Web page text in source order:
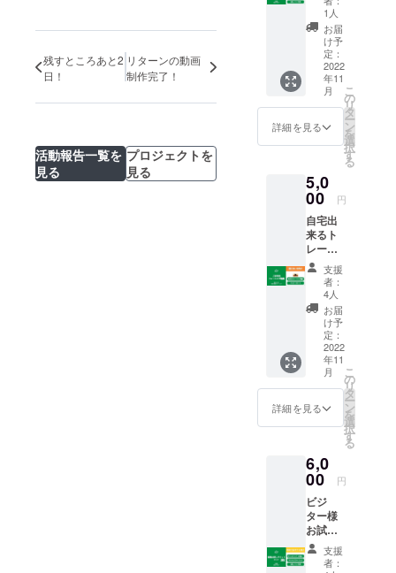
残すところあと2
日！
リターンの動画
制作完了！
活動報告一覧を
見る
プロジェクトを
見る
活でお困り
の方や身体
を鍛えたい
方のサポー
トに尽力し
対象）
一般の
方／ご
支援
者・ご
家族、
ご友人
へのギ
フトと
してご
利用頂
す。
【内
容】 ■
初回カ
ウンセ
リング
■各種マ
シンの
使い方
説明レ
クリ
エー
ション
■お試し
マシン
利用（3
時間）
チケッ
トの使
用期限
は発行
日から6
か月間
です。
※ご利用
1人
お届
け予
定：
2022
年11
月
詳細を見る
こ
の
リ
タ
ー
ン
を
選
択
す
る
5,0
00 円
自宅出
来るト
レーニ
ング動
画をお
届けし
ます。
対象）
主に遠
方にお
住いの
方でジ
ムに興
味はあ
るが通
うこと
い方
【内
容】 ■
自宅出
来る代
謝・筋
力向上
トレー
支援
者：
4人
お届
け予
定：
2022
年11
月
詳細を見る
こ
の
リ
タ
ー
ン
を
選
択
す
る
6,0
00 円
ビジ
ター様
お試し
チケッ
ト3枚支援
者：